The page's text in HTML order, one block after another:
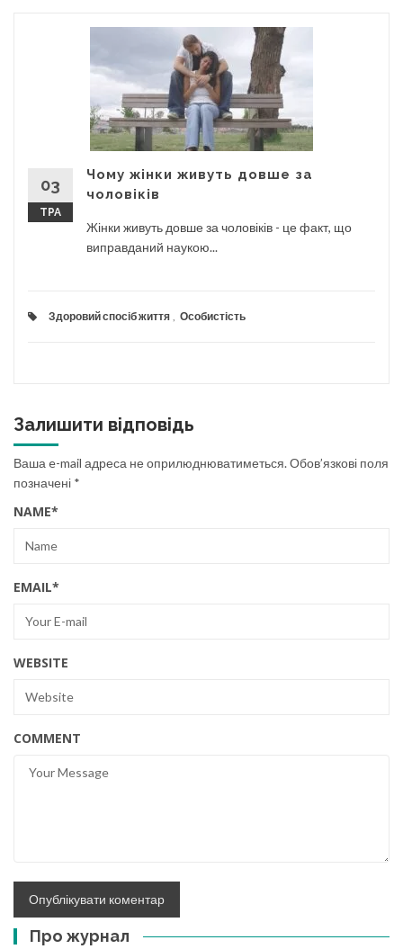
03
ТРА
Чому жінки живуть довше за
чоловіків
Жінки живуть довше за чоловіків - це факт, що
виправданий наукою...
Здоровий спосіб життя Особистість
Залишити відповідь
Ваша e-mail адреса не оприлюднюватиметься.Обов’язкові поля
позначені *
NAME*
EMAIL*
WEBSITE
COMMENT
Про журнал